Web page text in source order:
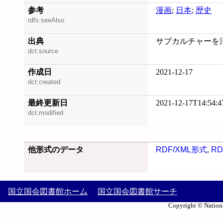
参考
rdfs:seeAlso
漫画; 日本; 歴史
出典
dct:source
サブカルチャーを
作成日
dct:created
2021-12-17
最終更新日
dct:modified
2021-12-
他形式のデータ RDF/XML形式,
国立国会図書館ホーム 国立国会図書館サーチ
Copyright ©